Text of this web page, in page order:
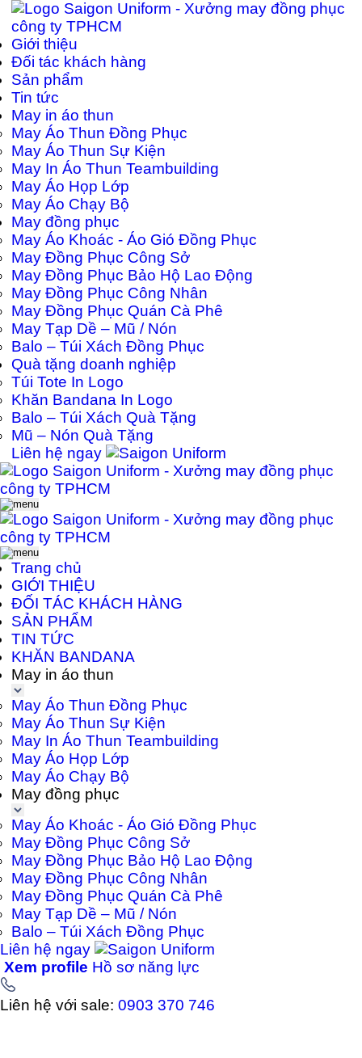
Giới thiệu
Đối tác khách hàng
Sản phẩm
Tin tức
May in áo thun
May Áo Thun Đồng Phục
May Áo Thun Sự Kiện
May In Áo Thun Teambuilding
May Áo Họp Lớp
May Áo Chạy Bộ
May đồng phục
May Áo Khoác - Áo Gió Đồng Phục
May Đồng Phục Công Sở
May Đồng Phục Bảo Hộ Lao Động
May Đồng Phục Công Nhân
May Đồng Phục Quán Cà Phê
May Tạp Dề – Mũ / Nón
Balo – Túi Xách Đồng Phục
Quà tặng doanh nghiệp
Túi Tote In Logo
Khăn Bandana In Logo
Balo – Túi Xách Quà Tặng
Mũ – Nón Quà Tặng
Liên hệ ngay
Trang chủ
GIỚI THIỆU
ĐỐI TÁC KHÁCH HÀNG
SẢN PHẨM
TIN TỨC
KHĂN BANDANA
May in áo thun
May Áo Thun Đồng Phục
May Áo Thun Sự Kiện
May In Áo Thun Teambuilding
May Áo Họp Lớp
May Áo Chạy Bộ
May đồng phục
May Áo Khoác - Áo Gió Đồng Phục
May Đồng Phục Công Sở
May Đồng Phục Bảo Hộ Lao Động
May Đồng Phục Công Nhân
May Đồng Phục Quán Cà Phê
May Tạp Dề – Mũ / Nón
Balo – Túi Xách Đồng Phục
Liên hệ ngay
Xem profile Hồ sơ năng lực
Liên hệ với sale: 0903 370 746